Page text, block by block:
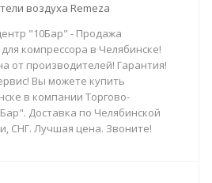
воздуха Remeza
"10Бар" - Продажа
компрессора в Челябинске!
от производителей! Гарантия!
Вы можете купить
в компании Торгово-
Доставка по Челябинской
СНГ. Лучшая цена. Звоните!